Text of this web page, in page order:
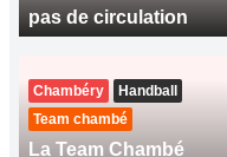
pas de circulation
Chambéry
Handball
Team chambé
La Team Chambé